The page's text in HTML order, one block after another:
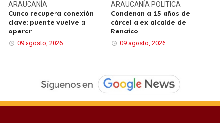
ARAUCANÍA
Cunco recupera conexión
clave: puente vuelve a
operar
09 agosto, 2026
ARAUCANÍA POLÍTICA
Condenan a 15 años de
cárcel a ex alcalde de
Renaico
09 agosto, 2026